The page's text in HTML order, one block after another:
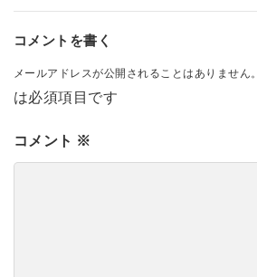
コメントを書く
メールアドレスが公開されることはありません。
は必須項目です
コメント ※